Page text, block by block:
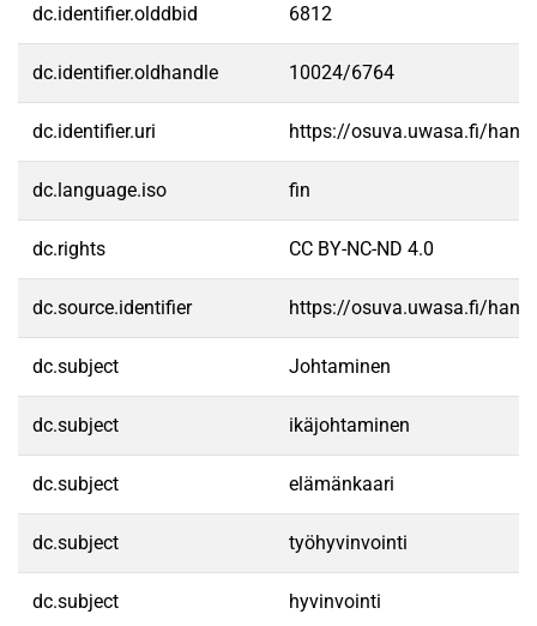
dc.identifier.olddbid 6812
dc.identifier.oldhandle 10024/6764
dc.identifier.uri https://osuva.uwasa.fi/
dc.language.iso fin
dc.rights CC BY-NC-ND 4.0
dc.source.identifier https://osuva.uwasa.fi/
dc.subject Johtaminen
dc.subject ikäjohtaminen
dc.subject elämänkaari
dc.subject työhyvinvointi
dc.subject hyvinvointi